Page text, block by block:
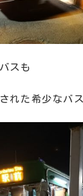
スも
れた希少なバス